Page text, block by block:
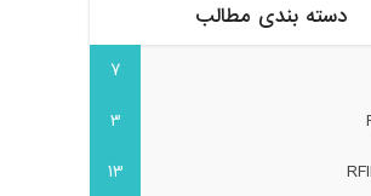
دسته بندی مطالب
7
3
13